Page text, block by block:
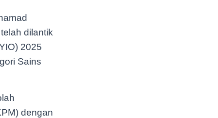
dilantik
2025
Sains
dengan